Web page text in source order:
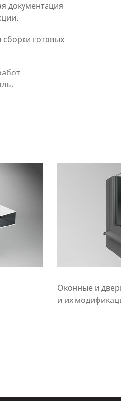
документация
сборки готовых
Оконные и
и их